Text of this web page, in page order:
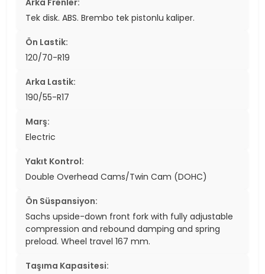
Tek disk. ABS. Brembo tek pistonlu kaliper.
Ön Lastik:
120/70-R19
Arka Lastik:
190/55-R17
Marş:
Electric
Yakıt Kontrol:
Double Overhead Cams/Twin Cam (DOHC)
Ön Süspansiyon:
Sachs upside-down front fork with fully adjustable
compression and rebound damping and spring
preload. Wheel travel 167 mm.
Taşıma Kapasitesi: